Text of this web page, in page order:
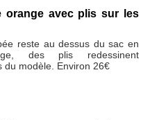
orange avec plis sur les
reste au dessus du sac en
des plis redessinent
du modèle. Environ 26€